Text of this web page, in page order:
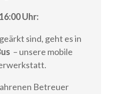
Uhr:
sind, geht es in
– unsere mobile
Betreuer